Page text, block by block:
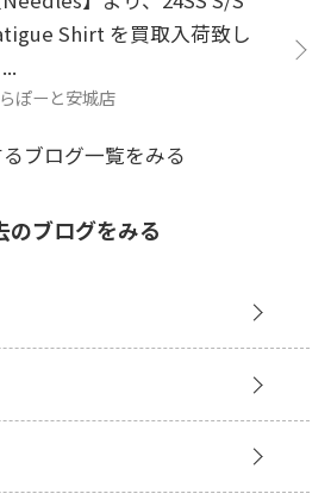
Shirt を買取入荷致し
ぽーと安城店
ブログ一覧をみる
のブログをみる